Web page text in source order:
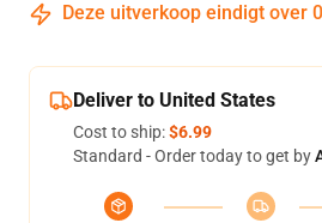
Deze uitverkoop eindigt over
Deliver to United States
Cost to ship:$6.99
Standard - Order today to get by